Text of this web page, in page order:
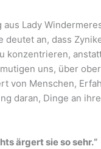
Lady
deutet an, dass
konzentrieren,
uns, über
von Menschen,
daran, Dinge an
ärgert sie so sehr.“